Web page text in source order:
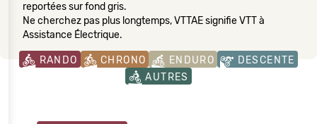
reportées sur fond gris.
Ne cherchez pas plus longtemps, VTTAE signifie VTT à
Assistance Électrique.
RANDO CHRONO ENDURO
DESCENTE
AUTRES